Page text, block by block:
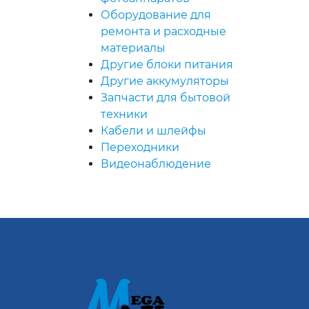
Оборудование для
ремонта и расходные
материалы
Другие блоки питания
Другие аккумуляторы
Запчасти для бытовой
техники
Кабели и шлейфы
Переходники
Видеонаблюдение